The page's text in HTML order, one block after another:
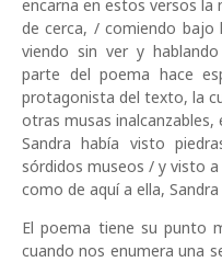
encarna en estos versos la
de cerca, / comiendo bajo
viendo sin ver y
parte del poema hace
protagonista del texto, la
otras musas
Sandra había visto
sórdidos museos / y visto
como de aquí a ella,
El poema tiene su punto
cuando nos enumera una